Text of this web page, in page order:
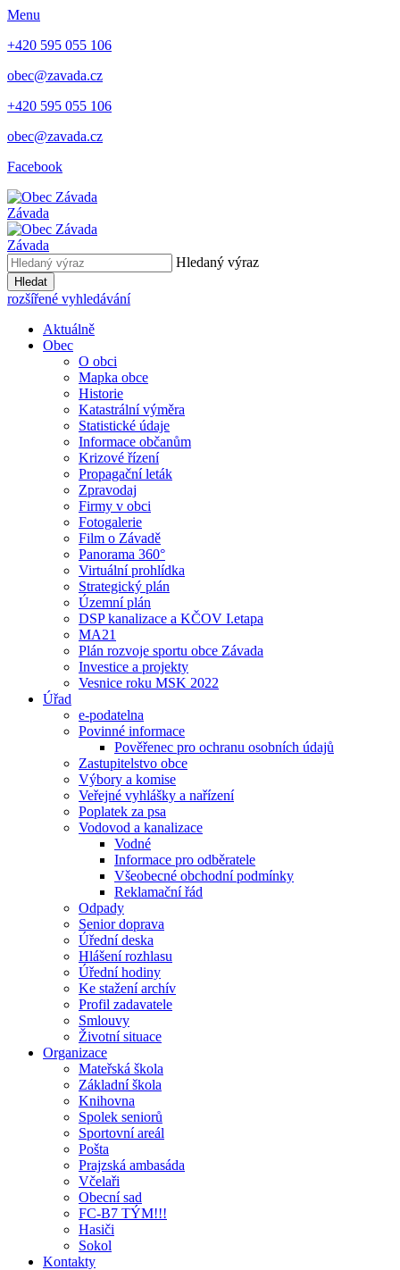
Menu
+420 595 055 106
obec@zavada.cz
+420 595 055 106
obec@zavada.cz
Facebook
Závada
Závada
Hledaný výraz
Hledat
rozšířené vyhledávání
Aktuálně
Obec
O obci
Mapka obce
Historie
Katastrální výměra
Statistické údaje
Informace občanům
Krizové řízení
Propagační leták
Zpravodaj
Firmy v obci
Fotogalerie
Film o Závadě
Panorama 360°
Virtuální prohlídka
Strategický plán
Územní plán
DSP kanalizace a KČOV I.etapa
MA21
Plán rozvoje sportu obce Závada
Investice a projekty
Vesnice roku MSK 2022
Úřad
e-podatelna
Povinné informace
Pověřenec pro ochranu osobních údajů
Zastupitelstvo obce
Výbory a komise
Veřejné vyhlášky a nařízení
Poplatek za psa
Vodovod a kanalizace
Vodné
Informace pro odběratele
Všeobecné obchodní podmínky
Reklamační řád
Odpady
Senior doprava
Úřední deska
Hlášení rozhlasu
Úřední hodiny
Ke stažení archív
Profil zadavatele
Smlouvy
Životní situace
Organizace
Mateřská škola
Základní škola
Knihovna
Spolek seniorů
Sportovní areál
Pošta
Prajzská ambasáda
Včelaři
Obecní sad
FC-B7 TÝM!!!
Hasiči
Sokol
Kontakty